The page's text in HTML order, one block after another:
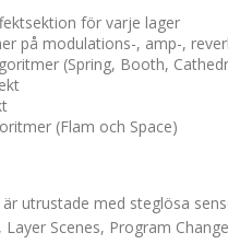
för varje lager
på modulations-, amp-,
(Spring, Booth,
(Flam och Space)
utrustade med steglösa
Scenes, Program